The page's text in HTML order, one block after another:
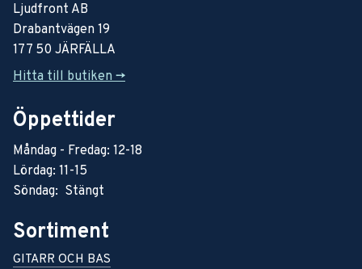
Ljudfront AB
Drabantvägen 19
177 50 JÄRFÄLLA
Hitta till butiken ->
Öppettider
Måndag - Fredag: 12-18
Lördag: 11-15
Söndag: Stängt
Sortiment
GITARR OCH BAS